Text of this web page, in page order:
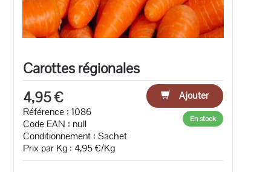
Carottes régionales
4,95 €
Ajouter
Référence : 1086
Code EAN : null
Conditionnement : Sachet
Prix par Kg : 4,95 €/Kg
En stock